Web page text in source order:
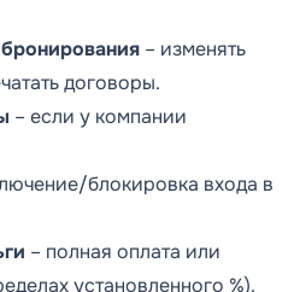
– изменять
договоры.
– если у компании
блокировка входа в
– полная оплата или
установленного %).